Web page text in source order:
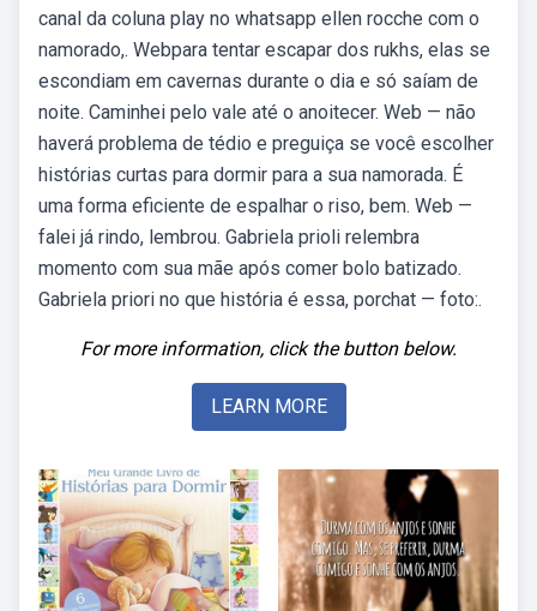
canal da coluna play no whatsapp ellen rocche com o
namorado,. Webpara tentar escapar dos rukhs, elas se
escondiam em cavernas durante o dia e só saíam de
noite. Caminhei pelo vale até o anoitecer. Web — não
haverá problema de tédio e preguiça se você escolher
histórias curtas para dormir para a sua namorada. É
uma forma eficiente de espalhar o riso, bem. Web —
falei já rindo, lembrou. Gabriela prioli relembra
momento com sua mãe após comer bolo batizado.
Gabriela priori no que história é essa, porchat — foto:.
For more information, click the button below.
LEARN MORE